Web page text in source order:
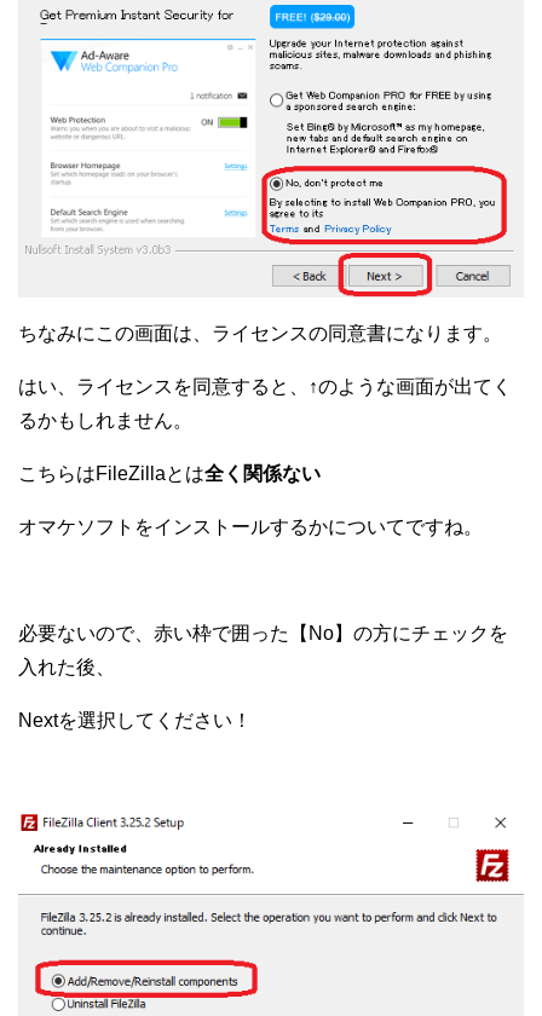
ちなみにこの画面は、ライセンスの同意書になります。
はい、ライセンスを同意すると、↑のような画面が出てく
るかもしれません。
こちらはFileZillaとは全く関係ない
オマケソフトをインストールするかについてですね。
必要ないので、赤い枠で囲った【No】の方にチェックを
入れた後、
Nextを選択してください！